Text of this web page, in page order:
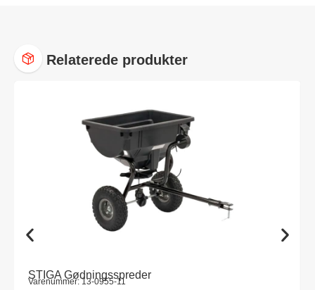
Relaterede produkter
STIGA Gødningsspreder
Varenummer: 13-0955-11